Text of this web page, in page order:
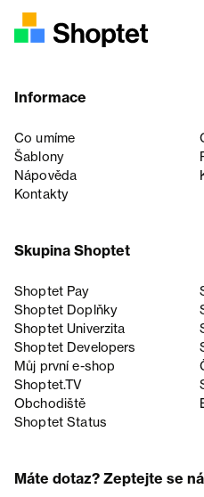
Informace
Co umíme
Šablony
Nápověda
Kontakty
Skupina Shoptet
Shoptet Pay
Shoptet Doplňky
Shoptet Univerzita
Shoptet Developers
Můj první e-shop
Shoptet.TV
Obchodiště
Shoptet Status
Máte dotaz? Zeptejte se